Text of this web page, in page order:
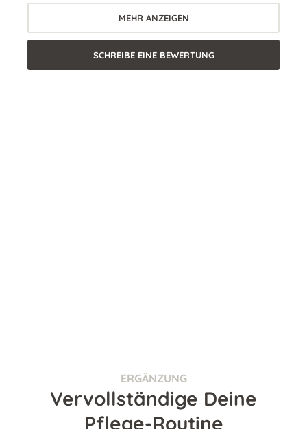
MEHR ANZEIGEN
SCHREIBE EINE BEWERTUNG
ERGÄNZUNG
Vervollständige Deine
Pflege-Routine